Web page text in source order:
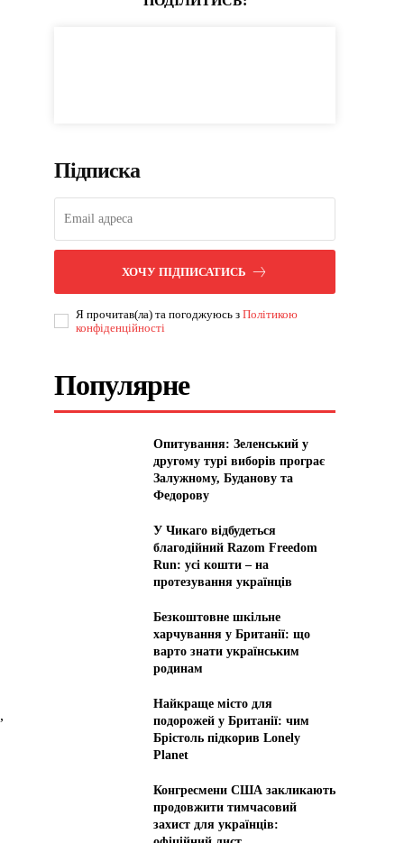
Підписка
ХОЧУ ПІДПИСАТИСЬ
Я прочитав(ла) та погоджуюсь зПолітикою
конфіденційності
Популярне
Опитування: Зеленський у
другому турі виборів програє
Залужному, Буданову та
Федорову
У Чикаго відбудеться
благодійний Razom Freedom
Run: усі кошти – на
протезування українців
Безкоштовне шкільне
харчування у Британії: що
варто знати українським
родинам
Найкраще місто для
подорожей у Британії: чим
Брістоль підкорив Lonely
Planet
Конгресмени США закликають
продовжити тимчасовий
захист для українців: